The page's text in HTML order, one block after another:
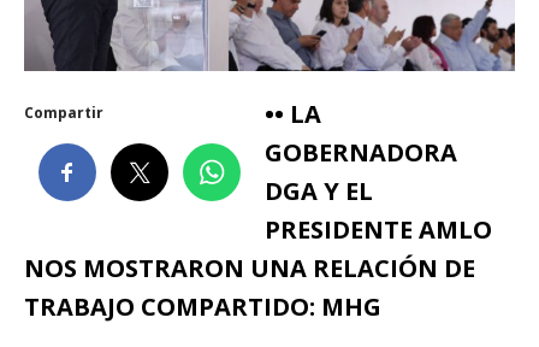
Compartir
•• LA
GOBERNADORA
DGA Y EL
PRESIDENTE AMLO
NOS MOSTRARON UNA RELACIÓN DE
TRABAJO COMPARTIDO: MHG